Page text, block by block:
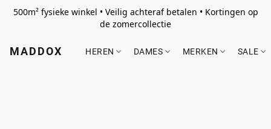
500m² fysieke winkel • Veilig achteraf betalen • Kortingen op
de zomercollectie
MADDOX HEREN DAMES MERKEN SALE